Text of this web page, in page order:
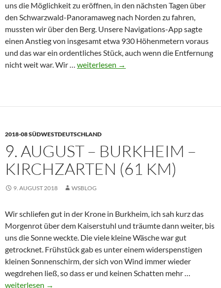
uns die Möglichkeit zu eröffnen, in den nächsten Tagen über
den Schwarzwald-Panoramaweg nach Norden zu fahren,
mussten wir über den Berg. Unsere Navigations-App sagte
einen Anstieg von insgesamt etwa 930 Höhenmetern voraus
und das war ein ordentliches Stück, auch wenn die Entfernung
nicht weit war. Wir … 10.
[1060m]
–
Titisee-
Neustadt
weiterlesen →
2018-08 SÜDWESTDEUTSCHLAND
9. AUGUST – BURKHEIM –
KIRCHZARTEN (61 KM)
9. AUGUST 2018 WSBLOG
Wir schliefen gut in der Krone in Burkheim, ich sah kurz das
Morgenrot über dem Kaiserstuhl und träumte dann weiter, bis
uns die Sonne weckte. Die viele kleine Wäsche war gut
getrocknet. Frühstück gab es unter einem widerspenstigen
kleinen Sonnenschirm, der sich von Wind immer wieder
wegdrehen ließ, so dass er und keinen Schatten mehr …
weiterlesen →